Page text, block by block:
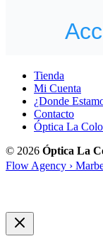
Tienda
Mi Cuenta
¿Donde
Contacto
Óptica La
© 2026 Óptica La
Flow Agency ›